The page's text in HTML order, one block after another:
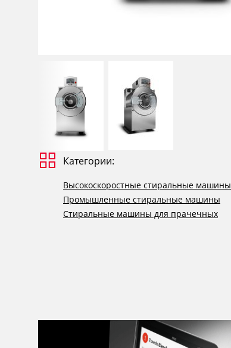
Категории:
Высокоскоростные стиральные машины
Промышленные стиральные машины
Стиральные машины для прачечных